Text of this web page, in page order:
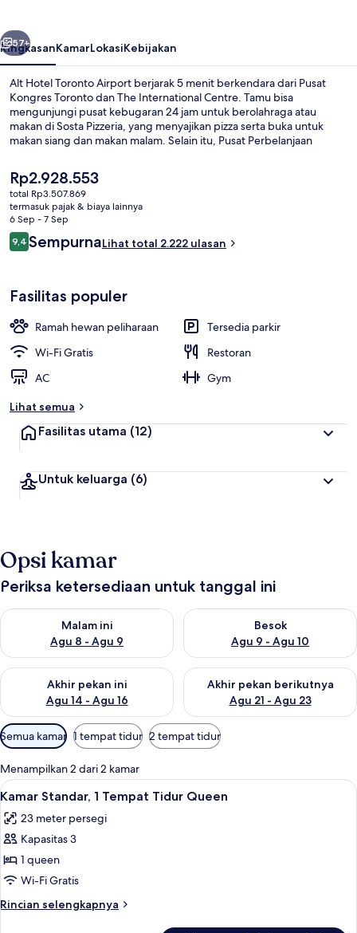
Berikutnya
57+
RingkasanKamarLokasiKebijakan
Alt Hotel Toronto Airport berjarak 5 menit berkendara dari Pusat
Kongres Toronto dan The International Centre. Tamu bisa
mengunjungi pusat kebugaran 24 jam untuk berolahraga atau
makan di Sosta Pizzeria, yang menyajikan pizza serta buka untuk
makan siang dan makan malam. Selain itu, Pusat Perbelanjaan
berkendara singkat.Para traveler terkesan dengan tempat tidur di
kamar dan staf.
Harga
saat
ini
Rp2.928.553
Rp2.928.553
total Rp3.507.869
termasuk pajak & biaya lainnya
6 Sep - 7 Sep
Ulasan
9,49,4 dari 10
SempurnaLihat total 2.222 ulasan
Fasilitas populer
Ramah hewan peliharaan
Tersedia parkir
Wi-Fi Gratis
Restoran
AC
Gym
Lihat semua
Fasilitas utama (12)
Untuk keluarga (6)
Opsi kamar
Periksa ketersediaan untuk tanggal ini
Malam ini
Agu 8 - Agu 9
Periksa ketersediaan untuk malam ini Agu 8 - Agu 9
Besok
Agu 9 - Agu 10
Periksa ketersediaan untuk
Akhir pekan ini
Agu 14 - Agu 16
Periksa ketersediaan untuk akhir pekan ini Agu 14 - Agu 16
Akhir pekan berikutnya
Agu 21 - Agu 23
Periksa ketersediaan untuk
Filter
tersedia
untuk
kamar
Semua kamar 1 tempat tidur 2 tempat tidur
Menampilkan 2 dari 2 kamar
Lihat
semua
foto
untuk
Kamar
Standar,
1
Tempat
Kamar Standar, 1 Tempat Tidur
3
Kamar Standar, 1 Tempat Tidur Queen
23 meter persegi
Kapasitas 3
1 queen
Wi-Fi Gratis
Rincian selengkapnya
Rincian